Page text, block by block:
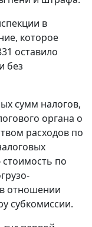
в
которое
оставило
без
сумм налогов,
органа о
расходов по
по
отношении
субкомиссии.